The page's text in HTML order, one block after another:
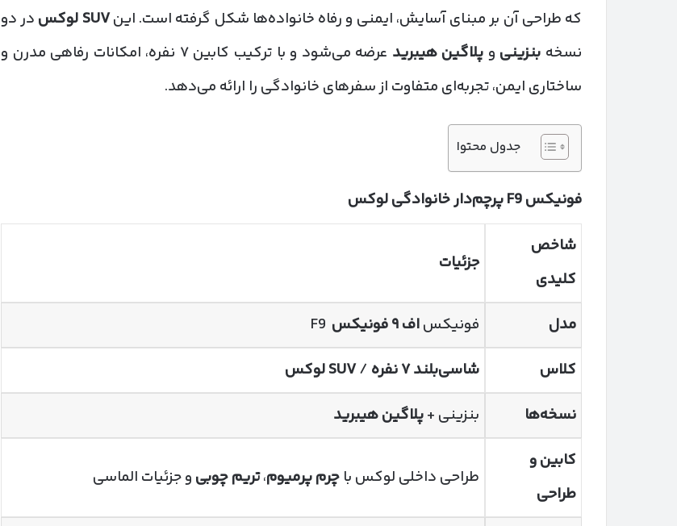
که طراحی آن بر مبنای آسایش، ایمنی و رفاه خانواده‌ها شکل گرفته است. اینSUV لوکس در دو
نسخه بنزینی و پلاگین هیبرید
عرضه می‌شود و با ترکیب کابین ۷ نفره، امکانات رفاهی مدرن و
ساختاری ایمن، تجربه‌ای متفاوت از سفرهای خانوادگی را ارائه می‌دهد.
جدول محتوا
فونیکس
پرچم‌دار خانوادگی لوکس
شاخص
کلیدی
جزئیات
مدل فونیکساف۹فونیکس F9
کلاس
شاسی‌بلند۷نفره /
SUVلوکس
نسخه‌ها
بنزینی +پلاگین هیبرید
کابین و
طراحی
طراحی داخلی لوکس باچرم پرمیوم،تریم چوبی و جزئیات الماسی